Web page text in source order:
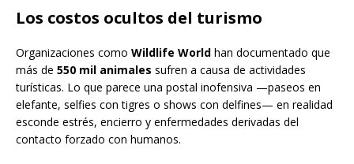
Los costos ocultos del turismo
Organizaciones como Wildlife World han documentado que
más de 550 mil animales sufren a causa de actividades
turísticas. Lo que parece una postal inofensiva —paseos en
elefante, selfies con tigres o shows con delfines— en realidad
esconde estrés, encierro y enfermedades derivadas del
contacto forzado con humanos.